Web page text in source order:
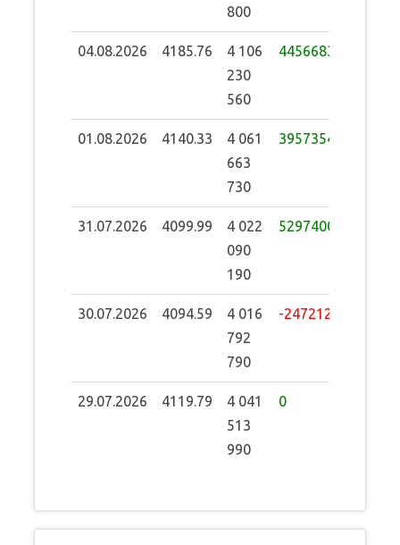
800
04.08.2026 4185.76
4 106
230
560
44566830
01.08.2026 4140.33
4 061
663
730
39573540
31.07.2026 4099.99
4 022
090
190
5297400
30.07.2026 4094.59
4 016
792
790
-24721200
29.07.2026 4119.79
4 041
513
990
0